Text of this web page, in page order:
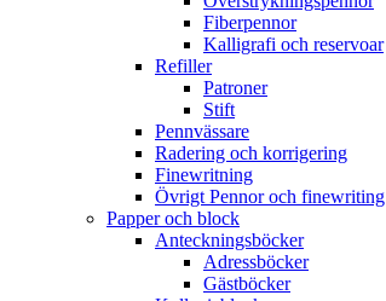
Fiberpennor
Kalligrafi och reservoar
Refiller
Patroner
Stift
Pennvässare
Radering och korrigering
Finewritning
Övrigt Pennor och finewriting
Papper och block
Anteckningsböcker
Adressböcker
Gästböcker